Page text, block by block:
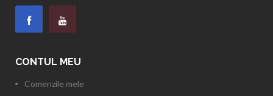
CONTUL MEU
Comenzile mele